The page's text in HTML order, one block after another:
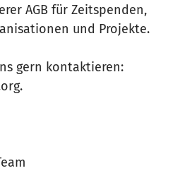
AGB für Zeitspenden,
und Projekte.
gern kontaktieren: